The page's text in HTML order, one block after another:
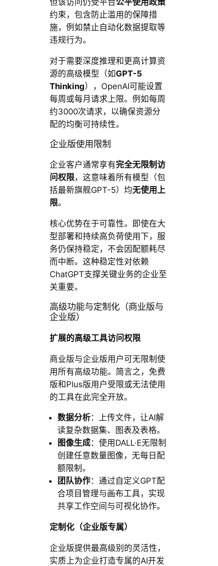
但该访问仍受平台公平使用政策
约束，包含防止滥用的保障措
施，例如禁止自动化数据提取等
违规行为。
对于需要深度推理和更高计算资
源的高级模型（如GPT-5
Thinking），OpenAI可能设置
每周或每月请求上限。例如每周
约3000次请求，以确保资源分
配的均衡可持续性。
企业版使用限制
企业客户通常享有完全无限制访
问权限，这意味着所有模型（包
括最新旗舰GPT-5）均无使用上
限。
核心优势在于可靠性。即使在大
型部署和持续高负荷使用下，服
务仍保持稳定，不会因配额耗尽
而中断。这种稳定性对依赖
ChatGPT支撑关键业务的企业至
关重要。
高级功能与定制化（商业版与
企业版）
扩展的高级工具访问权限
商业版与企业版用户可无限制使
用所有高级功能。简言之，免费
版和Plus版用户受限或无法使用
的工具在此完全开放。
数据分析：上传文件，让AI解
读复杂数据集、图表及表格。
图像生成：使用DALL·E无限制
创建任意数量图像，无每日配
额限制。
团队协作：通过自定义GPT配
合项目管理与画布工具，实现
共享工作空间与可视化协作。
定制化（企业版专属）
企业版提供最高级别的灵活性，
实质上为企业打造专属的AI开发